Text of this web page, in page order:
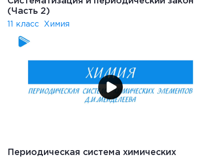
(Часть 2)
11 класс Химия
Периодическая система химических